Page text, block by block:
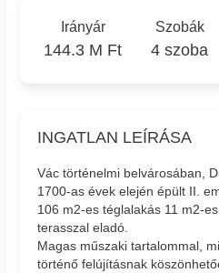
Irányár
144.3 M Ft
Szobák
4 szoba
INGATLAN LEÍRÁSA
Vác történelmi belvárosában,
1700-as évek elején épült II.
106 m2-es téglalakás 11 m2-
terasszal eladó.
Magas műszaki tartalommal,
történő felújításnak